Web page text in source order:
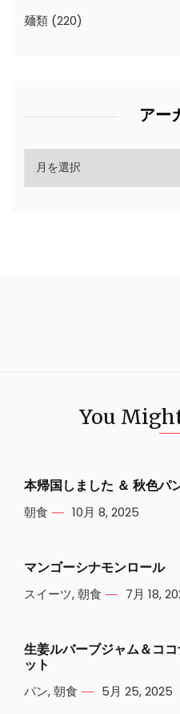
麺類 (220)
アー
You
本帰国しました ＆ 秋色パ
朝食 10月 8, 2025
マンゴーシナモンロール
スイーツ,朝食 7月 18,
生姜ルバーブジャム＆コ
ット
パン,朝食 5月 25, 2025